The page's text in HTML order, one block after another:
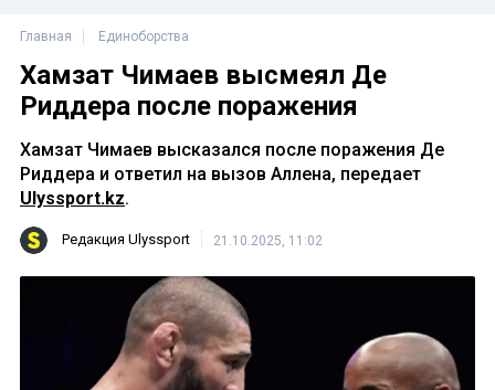
Главная Единоборства
Хамзат Чимаев высмеял Де
Риддера после поражения
Хамзат Чимаев высказался после поражения Де
Риддера и ответил на вызов Аллена, передает
Ulyssport.kz.
Редакция Ulyssport 21.10.2025, 11:02